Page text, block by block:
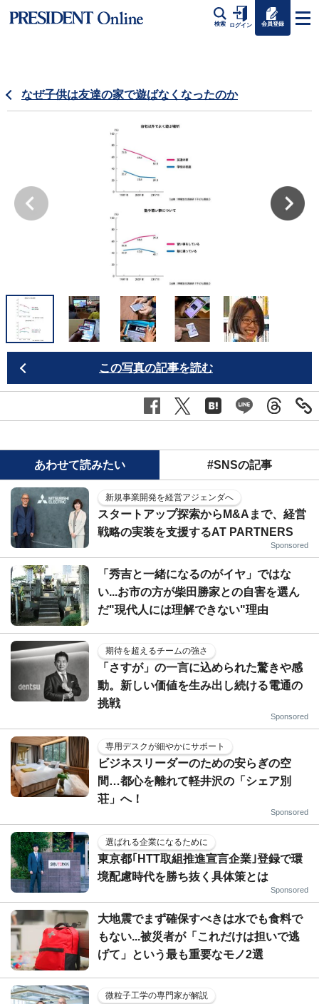
検索 ログイン 会員登録
なぜ子供は友達の家で遊ばなくなったのか
この写真の記事を読む
あわせて読みたい #SNSの記事
新規事業開発を経営アジェンダへ
スタートアップ探索からM&Aまで、経営
戦略の実装を支援するAT PARTNERS
Sponsored
「秀吉と一緒になるのがイヤ」ではな
い...お市の方が柴田勝家との自害を選ん
だ"現代人には理解できない"理由
期待を超えるチームの強さ
「さすが」の一言に込められた驚きや感
動。新しい価値を生み出し続ける電通の
挑戦
Sponsored
専用デスクが細やかにサポート
ビジネスリーダーのための安らぎの空
間…都心を離れて軽井沢の「シェア別
荘」へ！
Sponsored
選ばれる企業になるために
東京都｢HTT取組推進宣言企業｣登録で環
境配慮時代を勝ち抜く具体策とは
Sponsored
大地震でまず確保すべきは水でも食料で
もない...被災者が「これだけは担いで逃
げて」という最も重要なモノ2選
微粒子工学の専門家が解説